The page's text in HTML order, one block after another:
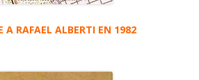
A RAFAEL ALBERTI EN 1982